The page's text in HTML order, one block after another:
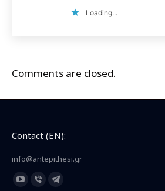
Loading...
Comments are closed.
Contact (EN):
info@antepithesi.gr
Find us on:
YouTubeViberTelegram